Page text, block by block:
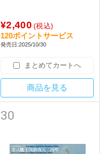
¥2,400 (税込)
120ポイントサービス
発売日:2025/10/30
まとめてカートへ
商品を見る
30